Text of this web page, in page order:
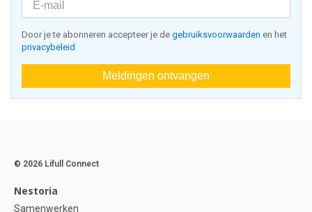
Door je te abonneren accepteer je de gebruiksvoorwaarden en het
privacybeleid
Meldingen ontvangen
© 2026 Lifull Connect
Nestoria
Samenwerken